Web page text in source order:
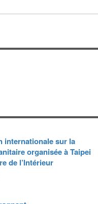
internationale sur la
organisée à Taipei
de l’Intérieur